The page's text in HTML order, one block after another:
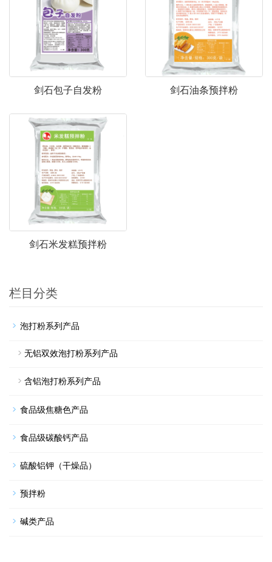
剑石包子自发粉 剑石油条预拌粉
剑石米发糕预拌粉
栏目分类
泡打粉系列产品
无铝双效泡打粉系列产品
含铝泡打粉系列产品
食品级焦糖色产品
食品级碳酸钙产品
硫酸铝钾（干燥品）
预拌粉
碱类产品